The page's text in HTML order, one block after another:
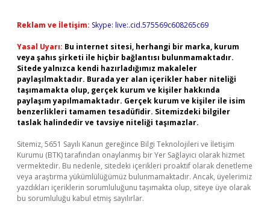
Reklam ve İletişim: Skype: live:.cid.575569c608265c69
Yasal Uyarı: Bu internet sitesi, herhangi bir marka, kurum
veya şahıs şirketi ile hiçbir bağlantısı bulunmamaktadır.
Sitede yalnızca kendi hazırladığımız makaleler
paylaşılmaktadır. Burada yer alan içerikler haber niteliği
taşımamakta olup, gerçek kurum ve kişiler hakkında
paylaşım yapılmamaktadır. Gerçek kurum ve kişiler ile isim
benzerlikleri tamamen tesadüfidir. Sitemizdeki bilgiler
taslak halindedir ve tavsiye niteliği taşımazlar.
Sitemiz, 5651 Sayılı Kanun gereğince Bilgi Teknolojileri ve İletişim
Kurumu (BTK) tarafından onaylanmış bir Yer Sağlayıcı olarak hizmet
vermektedir. Bu nedenle, sitedeki içerikleri proaktif olarak denetleme
veya araştırma yükümlülüğümüz bulunmamaktadır. Ancak, üyelerimiz
yazdıkları içeriklerin sorumluluğunu taşımakta olup, siteye üye olarak
bu sorumluluğu kabul etmiş sayılırlar.